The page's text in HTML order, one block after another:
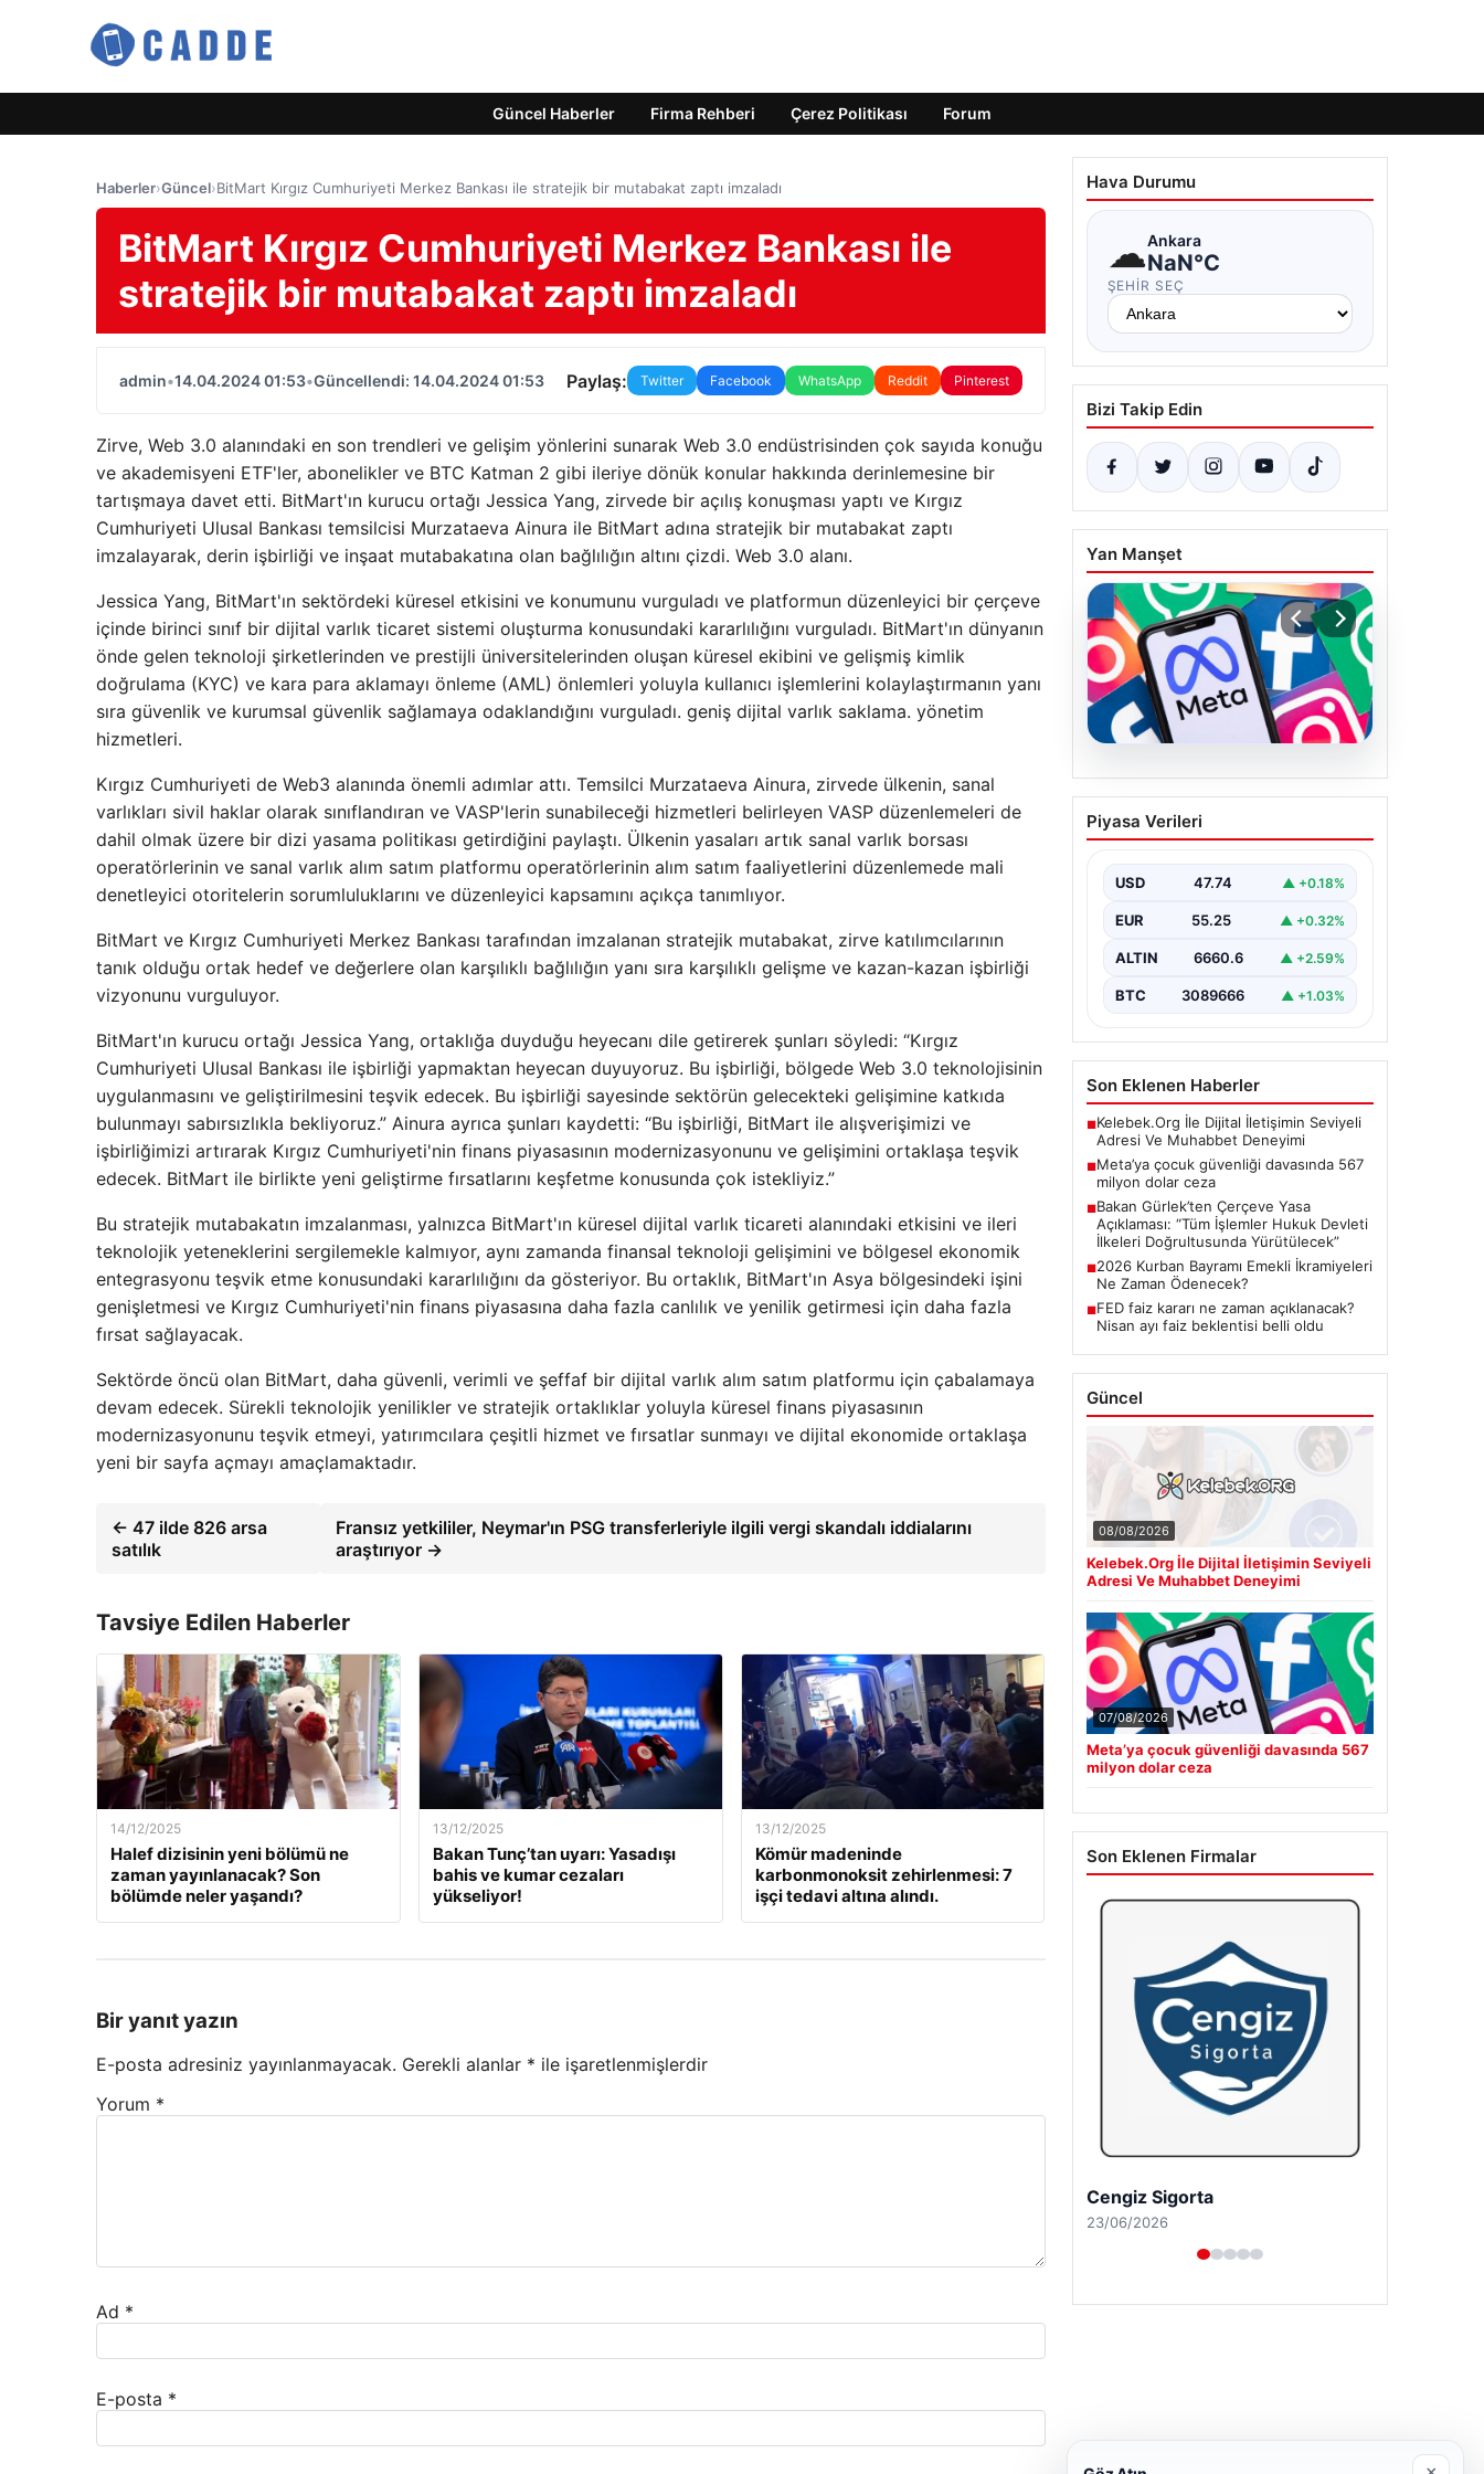
Güncel Haberler Firma Rehberi Çerez Politikası Forum
Haberler›Güncel›BitMart Kırgız Cumhuriyeti Merkez Bankası ile stratejik bir mutabakat zaptı imzaladı
BitMart Kırgız Cumhuriyeti Merkez Bankası ile
stratejik bir mutabakat zaptı imzaladı
admin•14.04.2024 01:53•Güncellendi: 14.04.2024 01:53 Paylaş: Twitter Facebook WhatsApp Reddit Pinterest
Zirve, Web 3.0 alanındaki en son trendleri ve gelişim yönlerini sunarak Web 3.0 endüstrisinden çok sayıda konuğu
ve akademisyeni ETF'ler, abonelikler ve BTC Katman 2 gibi ileriye dönük konular hakkında derinlemesine bir
tartışmaya davet etti. BitMart'ın kurucu ortağı Jessica Yang, zirvede bir açılış konuşması yaptı ve Kırgız
Cumhuriyeti Ulusal Bankası temsilcisi Murzataeva Ainura ile BitMart adına stratejik bir mutabakat zaptı
imzalayarak, derin işbirliği ve inşaat mutabakatına olan bağlılığın altını çizdi. Web 3.0 alanı.
Jessica Yang, BitMart'ın sektördeki küresel etkisini ve konumunu vurguladı ve platformun düzenleyici bir çerçeve
içinde birinci sınıf bir dijital varlık ticaret sistemi oluşturma konusundaki kararlılığını vurguladı. BitMart'ın dünyanın
önde gelen teknoloji şirketlerinden ve prestijli üniversitelerinden oluşan küresel ekibini ve gelişmiş kimlik
doğrulama (KYC) ve kara para aklamayı önleme (AML) önlemleri yoluyla kullanıcı işlemlerini kolaylaştırmanın yanı
sıra güvenlik ve kurumsal güvenlik sağlamaya odaklandığını vurguladı. geniş dijital varlık saklama. yönetim
hizmetleri.
Kırgız Cumhuriyeti de Web3 alanında önemli adımlar attı. Temsilci Murzataeva Ainura, zirvede ülkenin, sanal
varlıkları sivil haklar olarak sınıflandıran ve VASP'lerin sunabileceği hizmetleri belirleyen VASP düzenlemeleri de
dahil olmak üzere bir dizi yasama politikası getirdiğini paylaştı. Ülkenin yasaları artık sanal varlık borsası
operatörlerinin ve sanal varlık alım satım platformu operatörlerinin alım satım faaliyetlerini düzenlemede mali
denetleyici otoritelerin sorumluluklarını ve düzenleyici kapsamını açıkça tanımlıyor.
BitMart ve Kırgız Cumhuriyeti Merkez Bankası tarafından imzalanan stratejik mutabakat, zirve katılımcılarının
tanık olduğu ortak hedef ve değerlere olan karşılıklı bağlılığın yanı sıra karşılıklı gelişme ve kazan-kazan işbirliği
vizyonunu vurguluyor.
BitMart'ın kurucu ortağı Jessica Yang, ortaklığa duyduğu heyecanı dile getirerek şunları söyledi: “Kırgız
Cumhuriyeti Ulusal Bankası ile işbirliği yapmaktan heyecan duyuyoruz. Bu işbirliği, bölgede Web 3.0 teknolojisinin
uygulanmasını ve geliştirilmesini teşvik edecek. Bu işbirliği sayesinde sektörün gelecekteki gelişimine katkıda
bulunmayı sabırsızlıkla bekliyoruz.” Ainura ayrıca şunları kaydetti: “Bu işbirliği, BitMart ile alışverişimizi ve
işbirliğimizi artırarak Kırgız Cumhuriyeti'nin finans piyasasının modernizasyonunu ve gelişimini ortaklaşa teşvik
edecek. BitMart ile birlikte yeni geliştirme fırsatlarını keşfetme konusunda çok istekliyiz.”
Bu stratejik mutabakatın imzalanması, yalnızca BitMart'ın küresel dijital varlık ticareti alanındaki etkisini ve ileri
teknolojik yeteneklerini sergilemekle kalmıyor, aynı zamanda finansal teknoloji gelişimini ve bölgesel ekonomik
entegrasyonu teşvik etme konusundaki kararlılığını da gösteriyor. Bu ortaklık, BitMart'ın Asya bölgesindeki işini
genişletmesi ve Kırgız Cumhuriyeti'nin finans piyasasına daha fazla canlılık ve yenilik getirmesi için daha fazla
fırsat sağlayacak.
Sektörde öncü olan BitMart, daha güvenli, verimli ve şeffaf bir dijital varlık alım satım platformu için çabalamaya
devam edecek. Sürekli teknolojik yenilikler ve stratejik ortaklıklar yoluyla küresel finans piyasasının
modernizasyonunu teşvik etmeyi, yatırımcılara çeşitli hizmet ve fırsatlar sunmayı ve dijital ekonomide ortaklaşa
yeni bir sayfa açmayı amaçlamaktadır.
← 47 ilde 826 arsa
satılık
Fransız yetkililer, Neymar'ın PSG transferleriyle ilgili vergi skandalı iddialarını
araştırıyor →
Tavsiye Edilen Haberler
14/12/2025
Halef dizisinin yeni bölümü ne
zaman yayınlanacak? Son
bölümde neler yaşandı?
13/12/2025
Bakan Tunç’tan uyarı: Yasadışı
bahis ve kumar cezaları
yükseliyor!
13/12/2025
Kömür madeninde
karbonmonoksit zehirlenmesi: 7
işçi tedavi altına alındı.
Bir yanıt yazın
E-posta adresiniz yayınlanmayacak. Gerekli alanlar * ile işaretlenmişlerdir
Yorum *
Ad *
E-posta *
Hava Durumu
☁Ankara
NaN°C
ŞEHIR SEÇ
Bizi Takip Edin
Yan Manşet
07.08.2026
Meta’ya çocuk güvenliği
davasında 567 milyon
Piyasa Verileri
USD 47.74 ▲ +0.18%
EUR 55.25 ▲ +0.32%
ALTIN 6660.6 ▲ +2.59%
BTC 3089666 ▲ +1.03%
Son Eklenen Haberler
■Kelebek.Org İle Dijital İletişimin Seviyeli
Adresi Ve Muhabbet Deneyimi
■Meta’ya çocuk güvenliği davasında 567
milyon dolar ceza
■Bakan Gürlek’ten Çerçeve Yasa
Açıklaması: “Tüm İşlemler Hukuk Devleti
İlkeleri Doğrultusunda Yürütülecek”
■2026 Kurban Bayramı Emekli İkramiyeleri
Ne Zaman Ödenecek?
■FED faiz kararı ne zaman açıklanacak?
Nisan ayı faiz beklentisi belli oldu
Güncel
08/08/2026
Kelebek.Org İle Dijital İletişimin Seviyeli
Adresi Ve Muhabbet Deneyimi
07/08/2026
Meta’ya çocuk güvenliği davasında 567
milyon dolar ceza
Son Eklenen Firmalar
Cengiz Sigorta
23/06/2026